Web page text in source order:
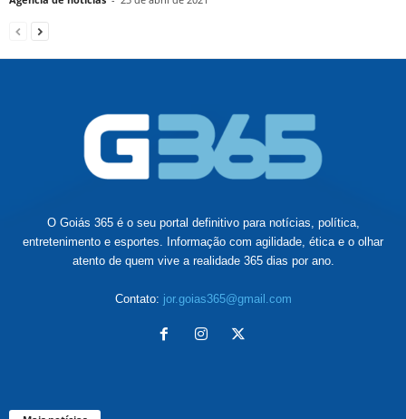
O Goiás 365 é o seu portal definitivo para notícias, política,
entretenimento e esportes. Informação com agilidade, ética e o olhar
atento de quem vive a realidade 365 dias por ano.
Contato: jor.goias365@gmail.com